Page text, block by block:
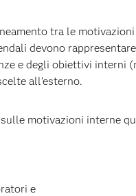
tra le motivazioni
devono
e degli obiettivi interni
all’esterno.
motivazioni interne
e